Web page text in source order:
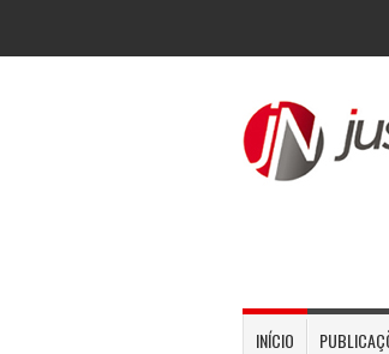
INÍCIO